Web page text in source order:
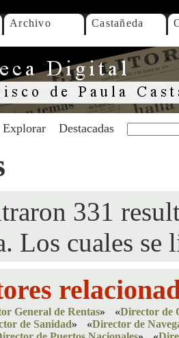
Archivo Castañeda
Explorar Destacadas
331
Los cuales se
General de Rentas» «Director de
de Sanidad» «Director de